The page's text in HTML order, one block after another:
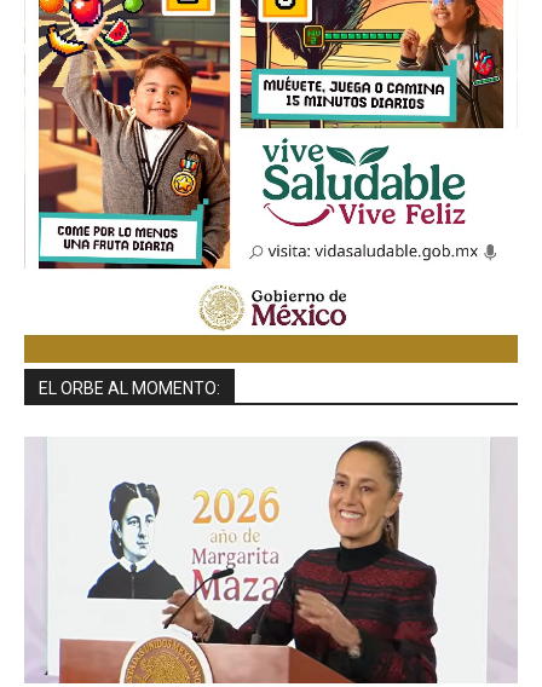
EL ORBE AL MOMENTO: